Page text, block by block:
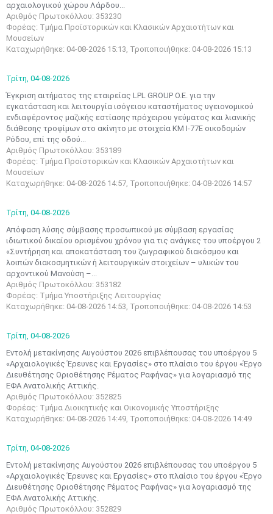
αρχαιολογικού χώρου Λάρδου...
Αριθμός Πρωτοκόλλου: 353230
Φορέας: Τμήμα Προϊστορικών και Κλασικών Αρχαιοτήτων και
Μουσείων
Καταχωρήθηκε: 04-08-2026 15:13, Τροποποιήθηκε: 04-08-2026 15:13
Τρίτη, 04-08-2026
Έγκριση αιτήματος της εταιρείας LPL GROUP Ο.Ε. για την
εγκατάσταση και λειτουργία ισόγειου καταστήματος υγειονομικού
ενδιαφέροντος μαζικής εστίασης πρόχειρου γεύματος και λιανικής
διάθεσης τροφίμων στο ακίνητο με στοιχεία ΚΜ Ι-77Ε οικοδομών
Ρόδου, επί της οδού...
Αριθμός Πρωτοκόλλου: 353189
Φορέας: Τμήμα Προϊστορικών και Κλασικών Αρχαιοτήτων και
Μουσείων
Καταχωρήθηκε: 04-08-2026 14:57, Τροποποιήθηκε: 04-08-2026 14:57
Τρίτη, 04-08-2026
Απόφαση λύσης σύμβασης προσωπικού με σύμβαση εργασίας
ιδιωτικού δικαίου ορισμένου χρόνου για τις ανάγκες του υποέργου 2
«Συντήρηση και αποκατάσταση του ζωγραφικού διακόσμου και
λοιπών διακοσμητικών ή λειτουργικών στοιχείων – υλικών του
αρχοντικού Μανούση –...
Αριθμός Πρωτοκόλλου: 353182
Φορέας: Τμήμα Υποστήριξης Λειτουργίας
Καταχωρήθηκε: 04-08-2026 14:53, Τροποποιήθηκε: 04-08-2026 14:53
Τρίτη, 04-08-2026
Εντολή μετακίνησης Αυγούστου 2026 επιβλέπουσας του υποέργου 5
«Αρχαιολογικές Έρευνες και Εργασίες» στο πλαίσιο του έργου «Έργο
Διευθέτησης Οριοθέτησης Ρέματος Ραφήνας» για λογαριασμό της
ΕΦΑ Ανατολικής Αττικής.
Αριθμός Πρωτοκόλλου: 352825
Φορέας: Τμήμα Διοικητικής και Οικονομικής Υποστήριξης
Καταχωρήθηκε: 04-08-2026 14:49, Τροποποιήθηκε: 04-08-2026 14:49
Τρίτη, 04-08-2026
Εντολή μετακίνησης Αυγούστου 2026 επιβλέπουσας του υποέργου 5
«Αρχαιολογικές Έρευνες και Εργασίες» στο πλαίσιο του έργου «Έργο
Διευθέτησης Οριοθέτησης Ρέματος Ραφήνας» για λογαριασμό της
ΕΦΑ Ανατολικής Αττικής.
Αριθμός Πρωτοκόλλου: 352829